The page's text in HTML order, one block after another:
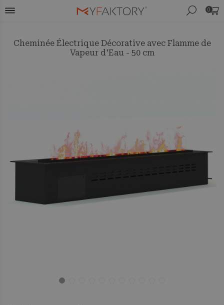
0
Cheminée Électrique Décorative avec Flamme de
Vapeur d'Eau - 50 cm